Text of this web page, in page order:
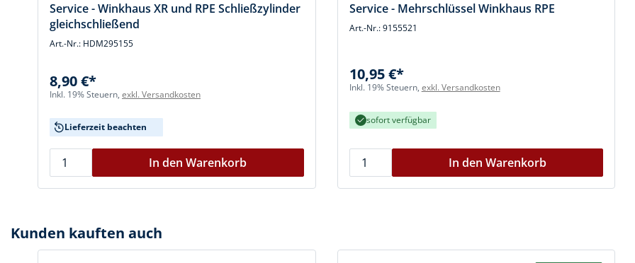
Service - Winkhaus XR und RPE Schließzylinder
gleichschließend
Art.-Nr.: HDM295155
8,90 €*
Inkl. 19% Steuern, exkl. Versandkosten
Lieferzeit beachten
In den Warenkorb
Service - Mehrschlüssel Winkhaus RPE
Art.-Nr.: 9155521
10,95 €*
Inkl. 19% Steuern, exkl. Versandkosten
sofort verfügbar
In den Warenkorb
Kunden kauften auch